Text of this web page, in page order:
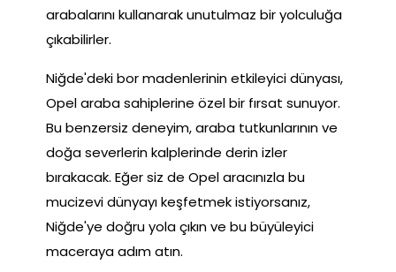
arabalarını kullanarak unutulmaz bir yolculuğa
çıkabilirler.
Niğde'deki bor madenlerinin etkileyici dünyası,
Opel araba sahiplerine özel bir fırsat sunuyor.
Bu benzersiz deneyim, araba tutkunlarının ve
doğa severlerin kalplerinde derin izler
bırakacak. Eğer siz de Opel aracınızla bu
mucizevi dünyayı keşfetmek istiyorsanız,
Niğde'ye doğru yola çıkın ve bu büyüleyici
maceraya adım atın.